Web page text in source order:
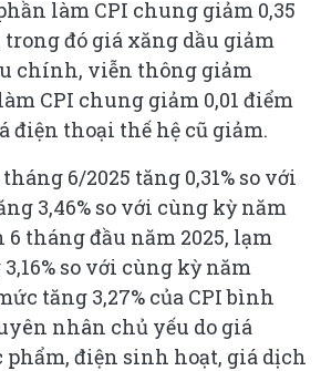
làm CPI chung giảm 0,35
đó giá xăng dầu giảm
chính, viễn thông giảm
CPI chung giảm 0,01 điểm
điện thoại thế hệ cũ giảm.
6/2025 tăng 0,31% so với
3,46% so với cùng kỳ năm
tháng đầu năm 2025, lạm
so với cùng kỳ năm
tăng 3,27% của CPI bình
nhân chủ yếu do giá
điện sinh hoạt, giá dịch